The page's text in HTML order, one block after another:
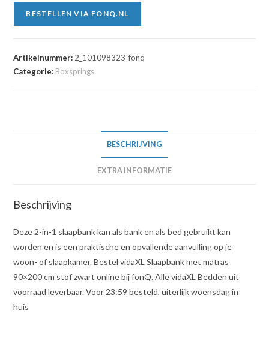
BESTELLEN VIA FONQ.NL
Artikelnummer: 2_101098323-fonq
Categorie: Boxsprings
BESCHRIJVING
EXTRA INFORMATIE
Beschrijving
Deze 2-in-1 slaapbank kan als bank en als bed gebruikt kan
worden en is een praktische en opvallende aanvulling op je
woon- of slaapkamer. Bestel vidaXL Slaapbank met matras
90×200 cm stof zwart online bij fonQ. Alle vidaXL Bedden uit
voorraad leverbaar. Voor 23:59 besteld, uiterlijk woensdag in
huis